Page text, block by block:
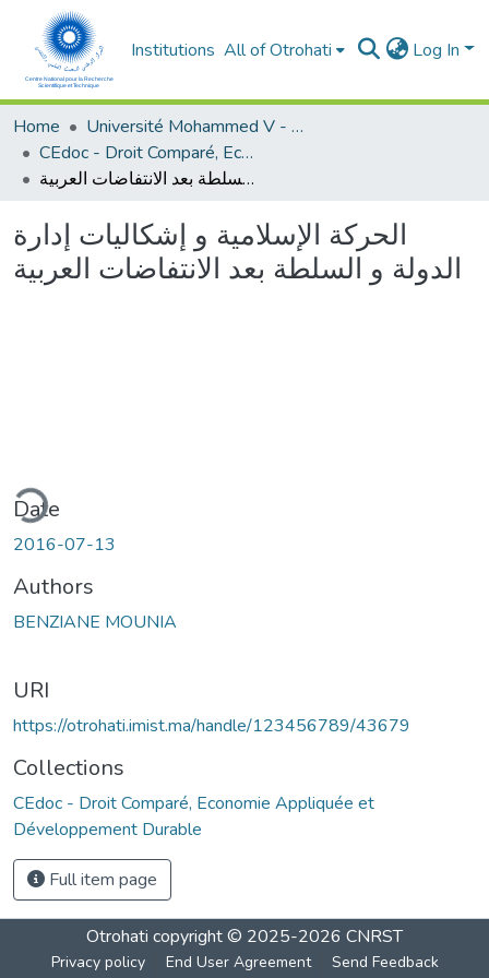
Institutions All of Otrohati Log In
Home
Université Mohammed V - Rabat
CEdoc - Droit Comparé, Economie Appliquée et Développement Durable
الحركة الإسلامية و إشكاليات إدارة الدولة و السلطة بعد الانتفاضات العربية
الحركة الإسلامية و إشكاليات إدارة
الدولة و السلطة بعد الانتفاضات العربية
Date
2016-07-13
Authors
BENZIANE MOUNIA
URI
https://otrohati.imist.ma/handle/123456789/43679
Collections
CEdoc - Droit Comparé, Economie Appliquée et
Développement Durable
Full item page
Otrohati copyright © 2025-2026 CNRST
Privacy policy End User Agreement Send Feedback